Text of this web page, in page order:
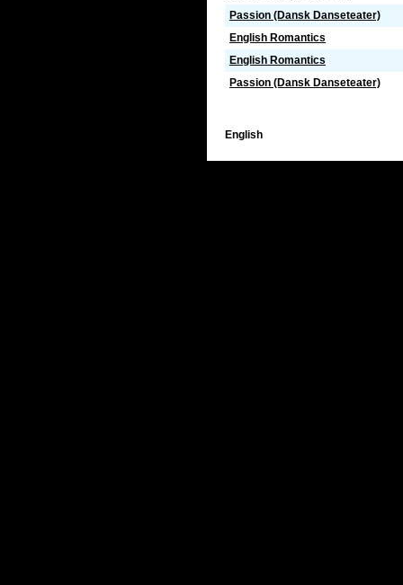
Passion (Dansk Danseteater)
English Romantics
English Romantics
Passion (Dansk Danseteater)
English